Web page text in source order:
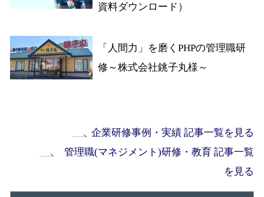
資料ダウンロード）
「人間力」を磨くPHPの管理職研
修～株式会社銚子丸様～
企業研修事例・実績 記事一覧を見る
管理職(マネジメント)研修・教育 記事一覧
を見る